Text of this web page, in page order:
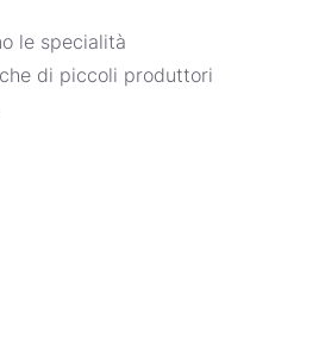
le specialità
di piccoli produttori